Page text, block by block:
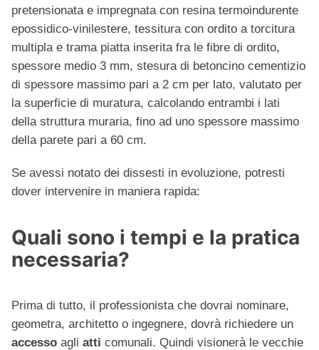
pretensionata e impregnata con resina termoindurente
epossidico-vinilestere, tessitura con ordito a torcitura
multipla e trama piatta inserita fra le fibre di ordito,
spessore medio 3 mm, stesura di betoncino cementizio
di spessore massimo pari a 2 cm per lato, valutato per
la superficie di muratura, calcolando entrambi i lati
della struttura muraria, fino ad uno spessore massimo
della parete pari a 60 cm.
Se avessi notato dei dissesti in evoluzione, potresti
dover intervenire in maniera rapida:
Quali sono i tempi e la pratica
necessaria?
Prima di tutto, il professionista che dovrai nominare,
geometra, architetto o ingegnere, dovrà richiedere un
accesso agli atti comunali. Quindi visionerà le vecchie